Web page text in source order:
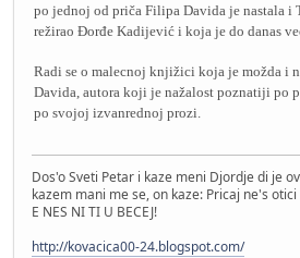
po jednoj od priča Filipa Davida je nastala i
režirao Đorđe Kadijević i koja je do danas
Radi se o malecnoj knjižici koja je možda i
Davida, autora koji je nažalost poznatiji po
po svojoj izvanrednoj prozi.
Dos'o Sveti Petar i kaze meni Djordje di je
kazem mani me se, on kaze: Pricaj ne's
E NES NI TI U BECEJ!
http://kovacica00-24.blogspot.com/